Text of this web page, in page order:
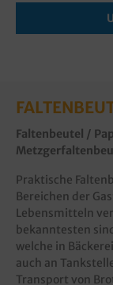
Faltenbeutel /
Praktische
Bereichen der
Lebensmitteln
bekanntesten
welche in
auch an
Transport von